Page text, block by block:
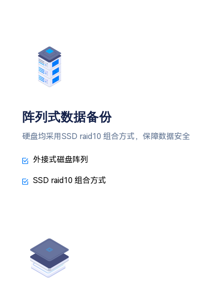
阵列式数据备份
硬盘均采用SSD raid10 组合方式，保障数据安全
外接式磁盘阵列
SSD raid10 组合方式